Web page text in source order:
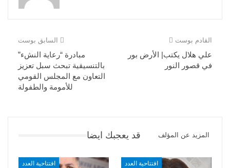
السابق بوست
مبادرة “رعاية النشء”
بالتنسيقية تبحث سبل تعزيز
التعاون مع المجلس القومي
للأمومة والطفولة
القادم بوست
علي هلال يكتب| الأرض بور
في قصور النور
قد يعجبك ايضا المزيد عن المؤلف
افتتاحية العدد افتتاحية العدد